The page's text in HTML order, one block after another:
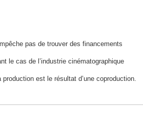
pas de trouver des financements
le cas de l’industrie cinématographique
est le résultat d’une coproduction.